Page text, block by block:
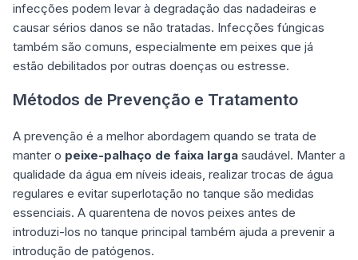
infecções podem levar à degradação das nadadeiras e
causar sérios danos se não tratadas. Infecções fúngicas
também são comuns, especialmente em peixes que já
estão debilitados por outras doenças ou estresse.
Métodos de Prevenção e Tratamento
A prevenção é a melhor abordagem quando se trata de
manter o peixe-palhaço de faixa larga saudável. Manter a
qualidade da água em níveis ideais, realizar trocas de água
regulares e evitar superlotação no tanque são medidas
essenciais. A quarentena de novos peixes antes de
introduzi-los no tanque principal também ajuda a prevenir a
introdução de patógenos.